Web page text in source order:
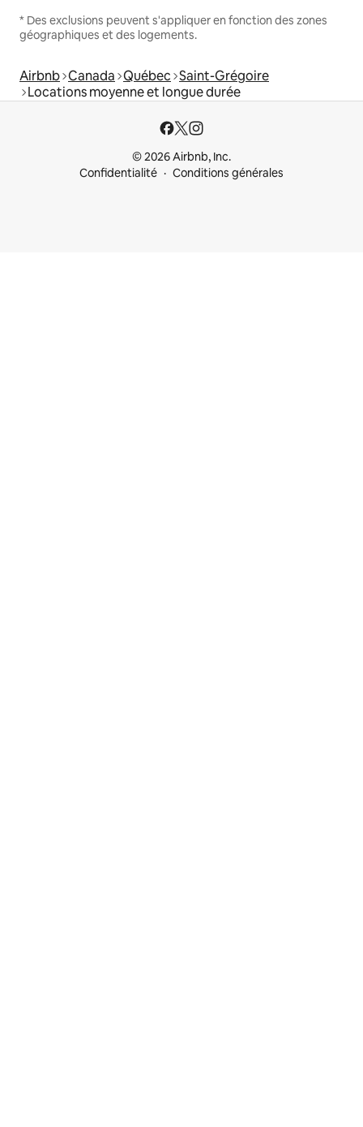
* Des exclusions peuvent s'appliquer en fonction des zones
géographiques et des logements.
Airbnb Canada Québec Saint-Grégoire
Locations moyenne et longue durée
© 2026 Airbnb, Inc.
Confidentialité
Conditions générales